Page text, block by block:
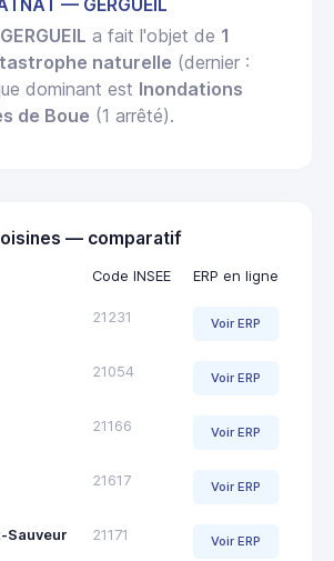
— GERGUEIL
GERGUEIL a fait l'objet de 1
naturelle (dernier :
dominant est Inondations
de Boue (1 arrêté).
— comparatif
Code INSEE ERP en ligne
21231 Voir ERP
21054 Voir ERP
21166 Voir ERP
21617 Voir ERP
Sauveur 21171 Voir ERP